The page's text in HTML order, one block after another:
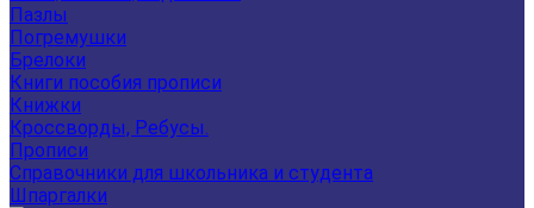
Пазлы
Погремушки
Брелоки
Книги пособия прописи
Книжки
Кроссворды, Ребусы.
Прописи
Справочники для школьника и студента
Шпаргалки